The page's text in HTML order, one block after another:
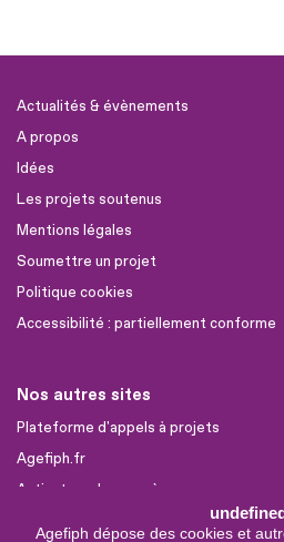
Agefiph dépose des cookies et
Actualités & évènements
A propos
Idées
Les projets soutenus
Mentions légales
Soumettre un projet
Politique cookies
Accessibilité : partiellement conforme
Nos autres sites
Plateforme d'appels à projets
Agefiph.fr
Activateur de progrès